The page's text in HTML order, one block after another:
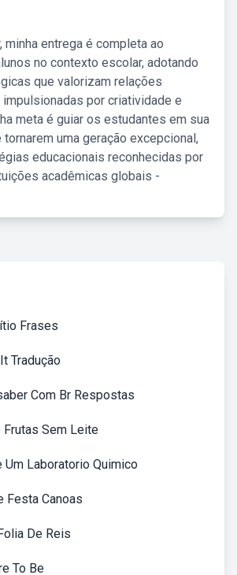
minha entrega é completa ao
no contexto escolar, adotando
que valorizam relações
por criatividade e
meta é guiar os estudantes em sua
uma geração excepcional,
educacionais reconhecidas por
acadêmicas globais -
Frases
Tradução
Com Br Respostas
Frutas Sem Leite
Um Laboratorio Quimico
Festa Canoas
De Reis
To Be